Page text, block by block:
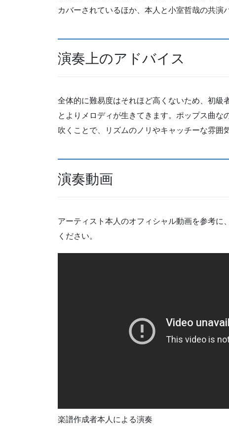
カバーされているほか、本人と小室哲哉の共演
演奏上のアドバイス
全体的に難易度はそれほど高くないため、初級
とよりメロディが生きてきます。ポップス曲な
吹くことで、リズムのノリやキャッチーな雰囲
演奏動画
アーティスト本人のオフィシャル動画を参考に
ください。
楽譜作成者本人による演奏